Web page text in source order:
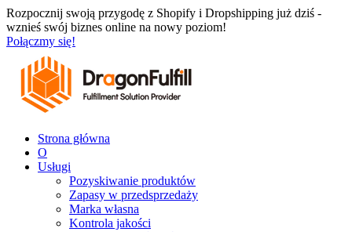
Przejdź
do
treści
Rozpocznij swoją przygodę z Shopify i Dropshipping już dziś -
wznieś swój biznes online na nowy poziom!
Połączmy się!
Strona główna
O
Usługi
Pozyskiwanie produktów
Zapasy w przedsprzedaży
Marka własna
Kontrola jakości